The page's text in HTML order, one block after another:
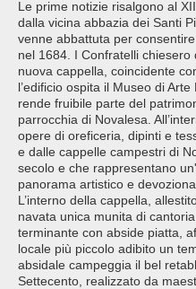
Le prime notizie risalgono al
dalla vicina abbazia dei Santi
venne abbattuta per
nel 1684. I Confratelli
nuova cappella, coincidente
l’edificio ospita il Museo di
rende fruibile parte del
parrocchia di Novalesa.
opere di oreficeria, dipinti e
e dalle cappelle campestri di
secolo e che rappresentano
panorama artistico e
L’interno della cappella,
navata unica munita di
terminante con abside piatta,
locale più piccolo adibito un
absidale campeggia il bel
Settecento, realizzato da